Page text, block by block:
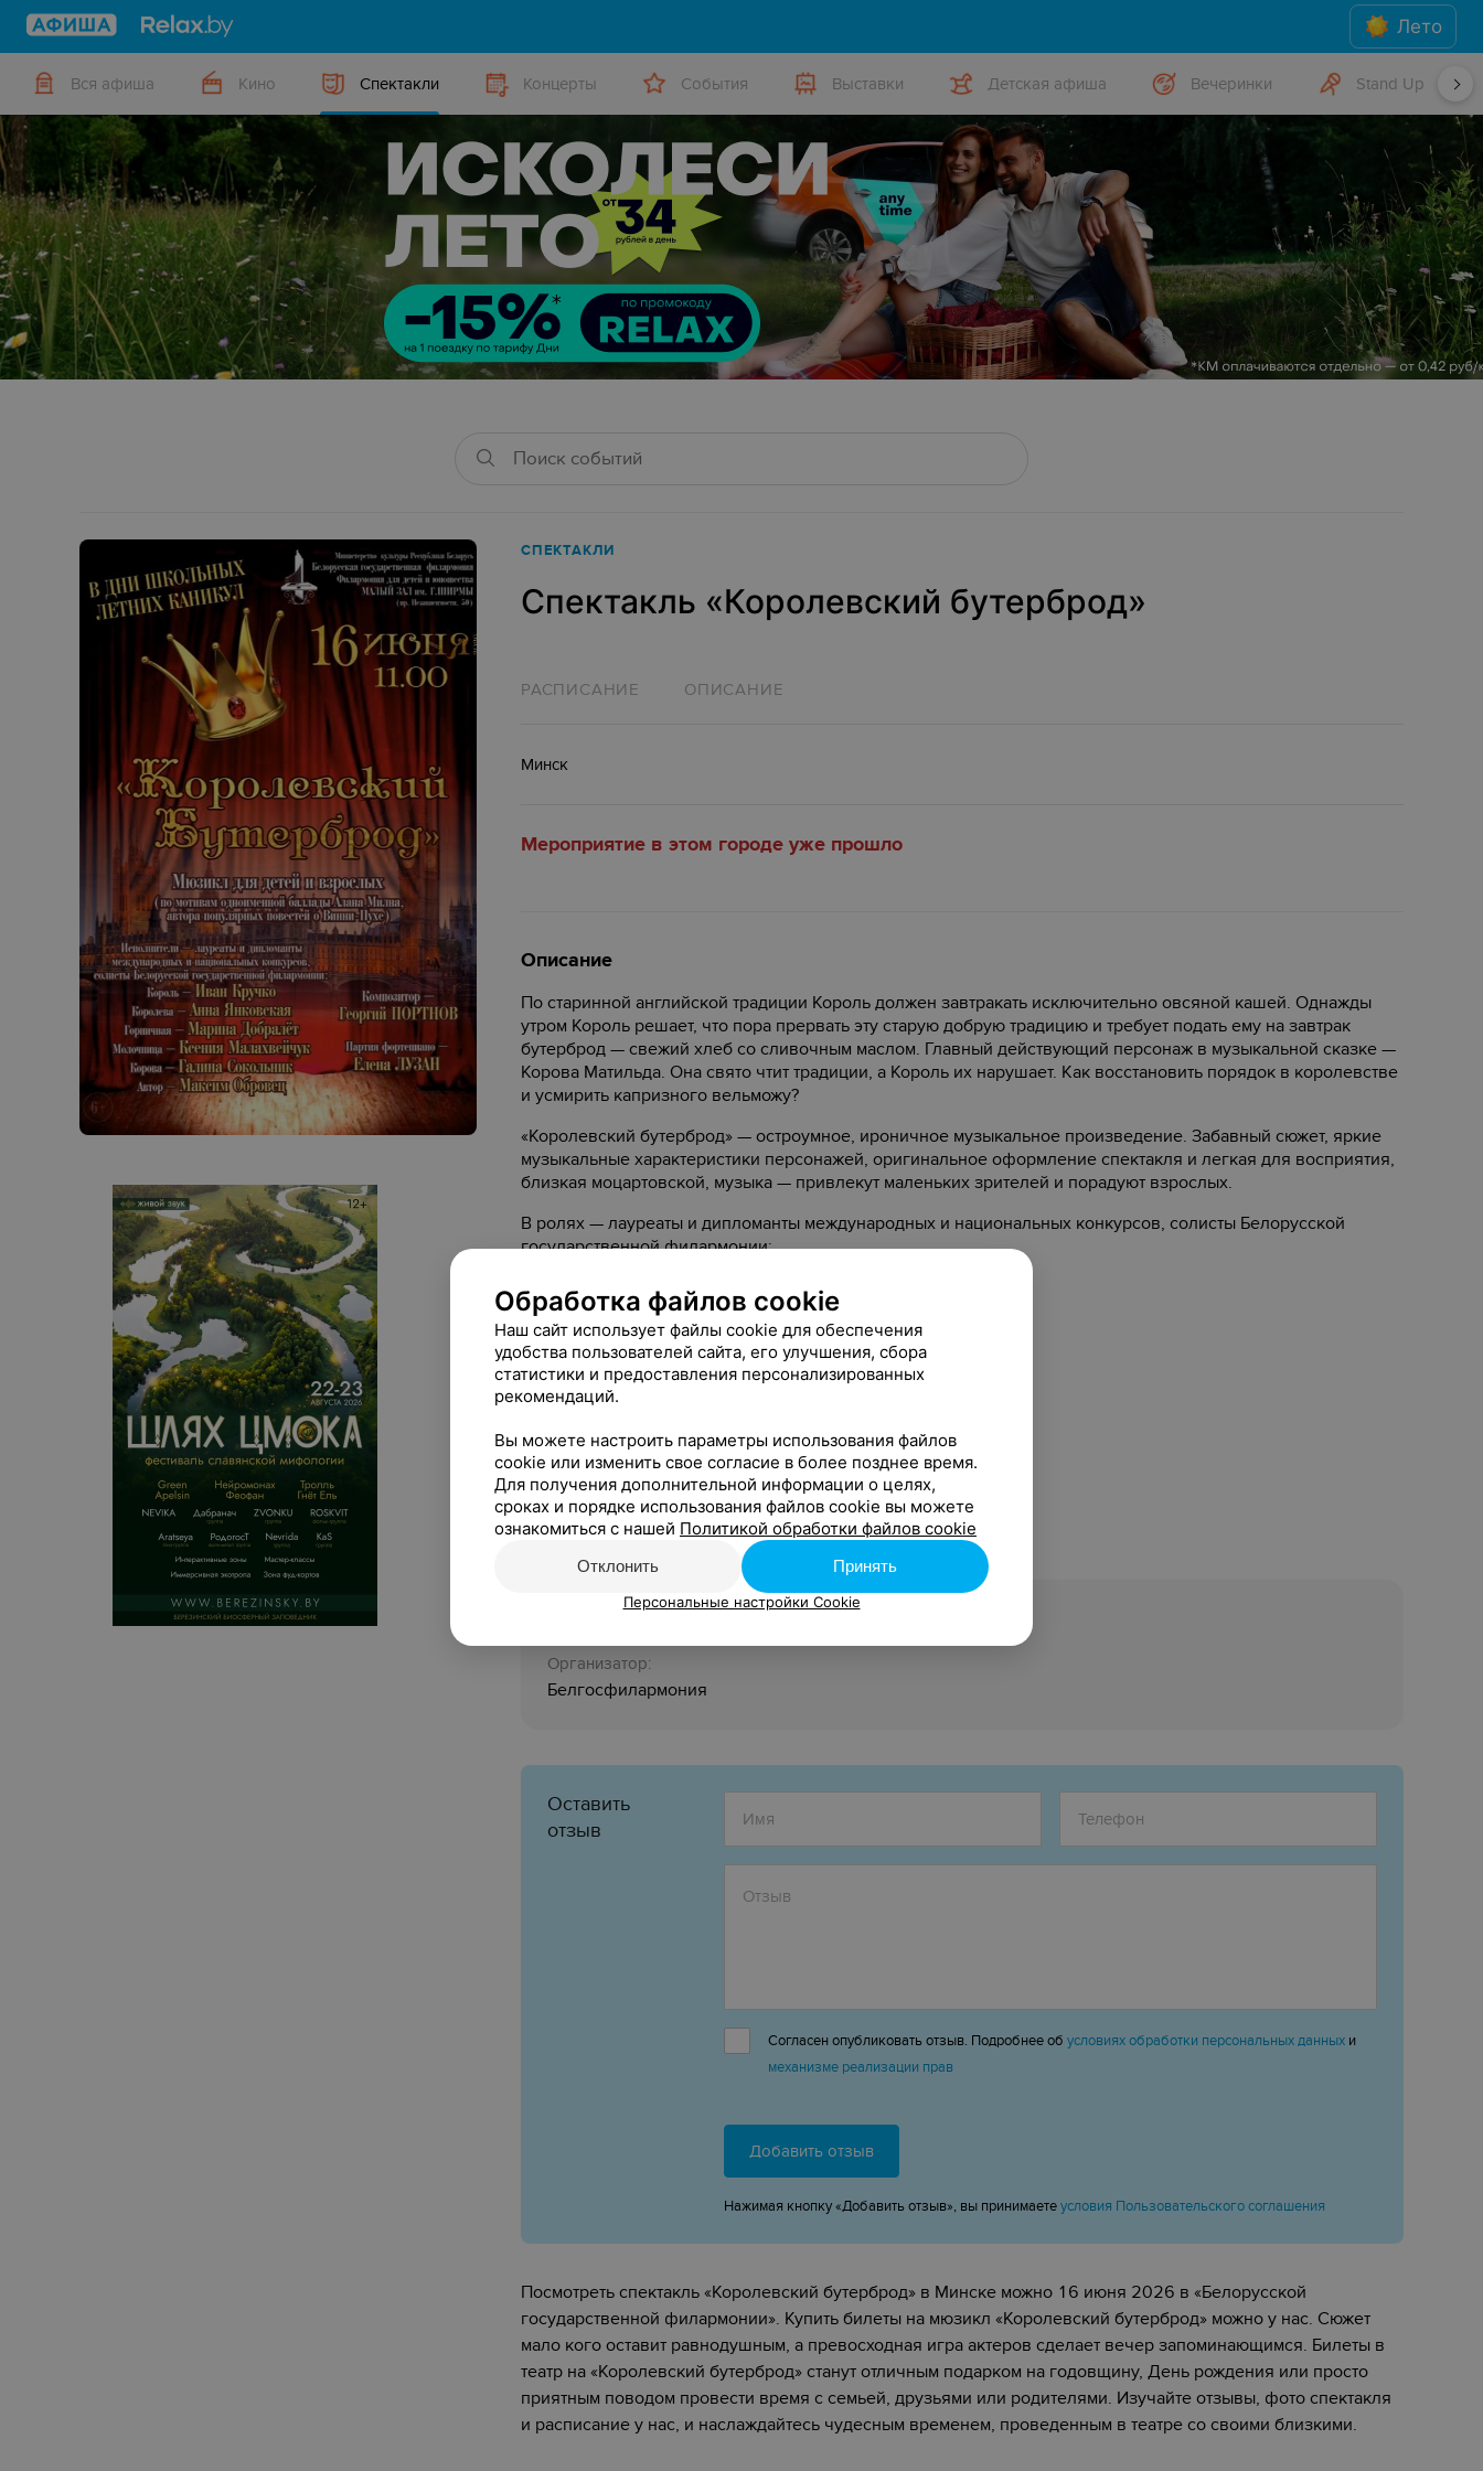
Лето
Вся афиша Кино Спектакли Концерты События Выставки Детская афиша Вечеринки Stand Up
СПЕКТАКЛИ
Спектакль «‎Королевский бутерброд»‎
РАСПИСАНИЕ ОПИСАНИЕ
Минск
Мероприятие в этом городе уже прошло
Описание
По старинной английской традиции Король должен завтракать исключительно овсяной кашей. Однажды
утром Король решает, что пора прервать эту старую добрую традицию и требует подать ему на завтрак
бутерброд — свежий хлеб со сливочным маслом. Главный действующий персонаж в музыкальной сказке —
Корова Матильда. Она свято чтит традиции, а Король их нарушает. Как восстановить порядок в королевстве
и усмирить капризного вельможу?
«Королевский бутерброд» — остроумное, ироничное музыкальное произведение. Забавный сюжет, яркие
музыкальные характеристики персонажей, оригинальное оформление спектакля и легкая для восприятия,
близкая моцартовской, музыка — привлекут маленьких зрителей и порадуют взрослых.
В ролях — лауреаты и дипломанты международных и национальных конкурсов, солисты Белорусской
государственной филармонии:
Король — Иван Кручко
Королева — Анна Янковская
Горничная — Марина Добралёт
Молочница — Ксения Малахвейчук
Корова — Галина Сокольник
Автор — Максим Обровец
Партия фортепиано — Елена Лузан
Организатор:
Белгосфилармония
Оставить
отзыв
Согласен опубликовать отзыв. Подробнее об условиях обработки персональных данных и
механизме реализации прав
Добавить отзыв
Нажимая кнопку «Добавить отзыв», вы принимаетеусловия Пользовательского соглашения
Посмотреть спектакль «‎Королевский бутерброд»‎ в Минске можно 16 июня 2026 в «Белорусской
государственной филармонии». Купить билеты на мюзикл «‎Королевский бутерброд» можно у нас. Сюжет
мало кого оставит равнодушным, а превосходная игра актеров сделает вечер запоминающимся. Билеты в
театр на «‎Королевский бутерброд» станут отличным подарком на годовщину, День рождения или просто
приятным поводом провести время с семьей, друзьями или родителями. Изучайте отзывы, фото спектакля
и расписание у нас, и наслаждайтесь чудесным временем, проведенным в театре со своими близкими.
Обработка файлов cookie
Наш сайт использует файлы cookie для обеспечения
удобства пользователей сайта, его улучшения, сбора
статистики и предоставления персонализированных
рекомендаций.
Вы можете настроить параметры использования файлов
cookie или изменить свое согласие в более позднее время.
Для получения дополнительной информации о целях,
сроках и порядке использования файлов cookie вы можете
ознакомиться с нашей Политикой обработки файлов cookie
Отклонить Принять
Персональные настройки Cookie